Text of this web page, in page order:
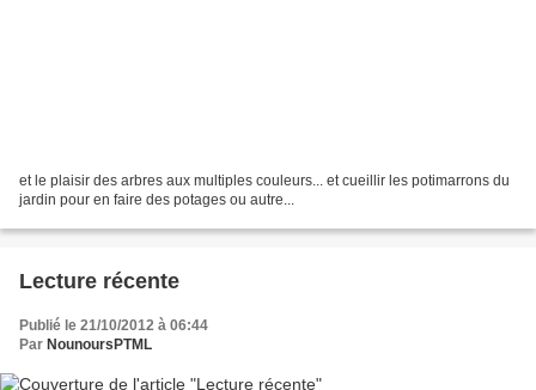
et le plaisir des arbres aux multiples couleurs... et cueillir les potimarrons du
jardin pour en faire des potages ou autre...
Lecture récente
Publié le 21/10/2012 à 06:44
Par NounoursPTML